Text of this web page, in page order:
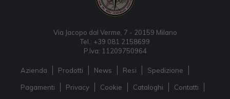
Via Jacopo dal Verme, 7 - 20159 Milano
Tel.: +39 081 2158699
P.Iva: 11209750964
Azienda Prodotti News Resi Spedizione
Pagamenti Privacy Cookie Cataloghi Contatti